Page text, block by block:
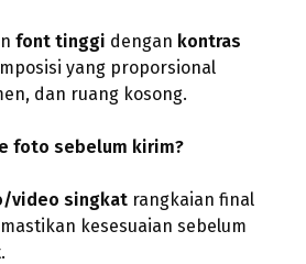
font tinggi dengan kontras
yang proporsional
dan ruang kosong.
foto sebelum kirim?
video singkat rangkaian final
kesesuaian sebelum